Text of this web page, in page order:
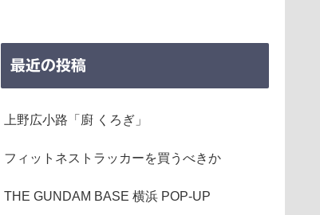
最近の投稿
上野広小路「廚 くろぎ」
フィットネストラッカーを買うべきか
THE GUNDAM BASE 横浜 POP-UP